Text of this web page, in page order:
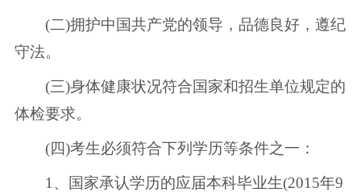
(二)拥护中国共产党的领导，品德良好，遵纪
守法。
(三)身体健康状况符合国家和招生单位规定的
体检要求。
(四)考生必须符合下列学历等条件之一：
1、国家承认学历的应届本科毕业生(2015年9